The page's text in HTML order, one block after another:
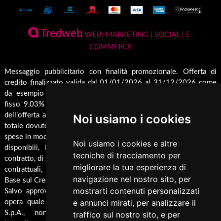
Noi usiamo i cookies
Noi usiamo i cookies e altre
tecniche di tracciamento per
migliorare la tua esperienza di
navigazione nel nostro sito, per
mostrarti contenuti personalizzati
e annunci mirati, per analizzare il
traffico sul nostro sito, e per
Servizio di Assistenza Post Vendita
Rendicondazione erogazioni pubbliche
Rivestimenti su misura
Pellet
Termocamini
Camini
Inserti
Caldaie
Barbecue
Cucina
Termocucina
Climatizzatori
Pannelli Solari/Bollitori/Puffer
Ricambi
Arredamento
Condizioni generali di vendita
Pagamenti Disponibili
Spedizione & Imballaggio
Cambio e Restituzione Merci
Tredweb WEB: MARKETING | SOCIAL | E-
COMMERCE
Messaggio pubblicitario con finalità promozionale. Offerta di
credito finalizzato valida dal 01/01/2026 al 31/12/2026 come
da esempio rappresentativo: Prezzo del bene € 1000,00 Tan
fisso 9,03% Taeg 9,42%, in 24 rate da € 45,7 costi accessori
dell’offerta azzerati. Importo totale del credito € 1000. Importo
totale dovuto dal Consumatore € 1096,8. Al fine di gestire le tue
spese in modo responsabile e di conoscere eventuali altre offerte
disponibili, Findomestic ti ricorda, prima di sottoscrivere il
contratto, di prendere visione di tutte le condizioni economiche e
contrattuali, facendo riferimento alle Informazioni Europee di
Base sul Credito ai Consumatori (IEBCC) presso il punto vendita.
Salvo approvazione di Findomestic Banca S.p.A.. Trulli Camini
opera quale intermediario del credito per Findomestic Banca
S.p.A., non in esclusiva, per maggiori info cliccare